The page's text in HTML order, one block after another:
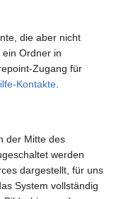
die aber nicht
ein Ordner in
Zugang für
Kontakte.
der Mitte des
werden
dargestellt, für uns
System vollständig